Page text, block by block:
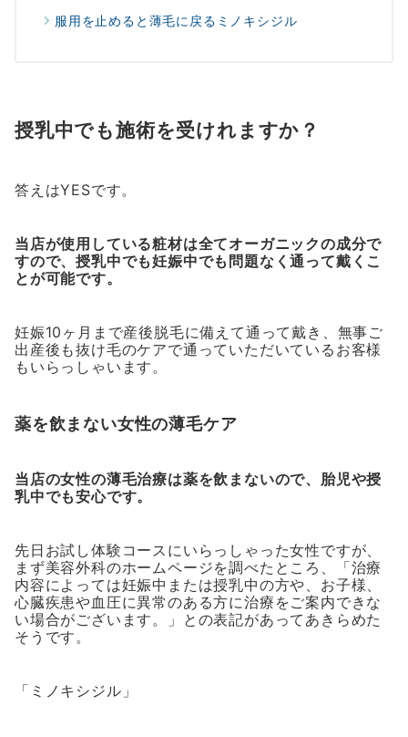
服用を止めると薄毛に戻るミノキシジル
授乳中でも施術を受けれますか？
答えはYESです。
当店が使用している粧材は全てオーガニックの成分で
すので、授乳中でも妊娠中でも問題なく通って戴くこ
とが可能です。
妊娠10ヶ月まで産後脱毛に備えて通って戴き、無事ご
出産後も抜け毛のケアで通っていただいているお客様
もいらっしゃいます。
薬を飲まない女性の薄毛ケア
当店の女性の薄毛治療は薬を飲まないので、胎児や授
乳中でも安心です。
先日お試し体験コースにいらっしゃった女性ですが、
まず美容外科のホームページを調べたところ、「治療
内容によっては妊娠中または授乳中の方や、お子様、
心臓疾患や血圧に異常のある方に治療をご案内できな
い場合がございます。」との表記があってあきらめた
そうです。
「ミノキシジル」